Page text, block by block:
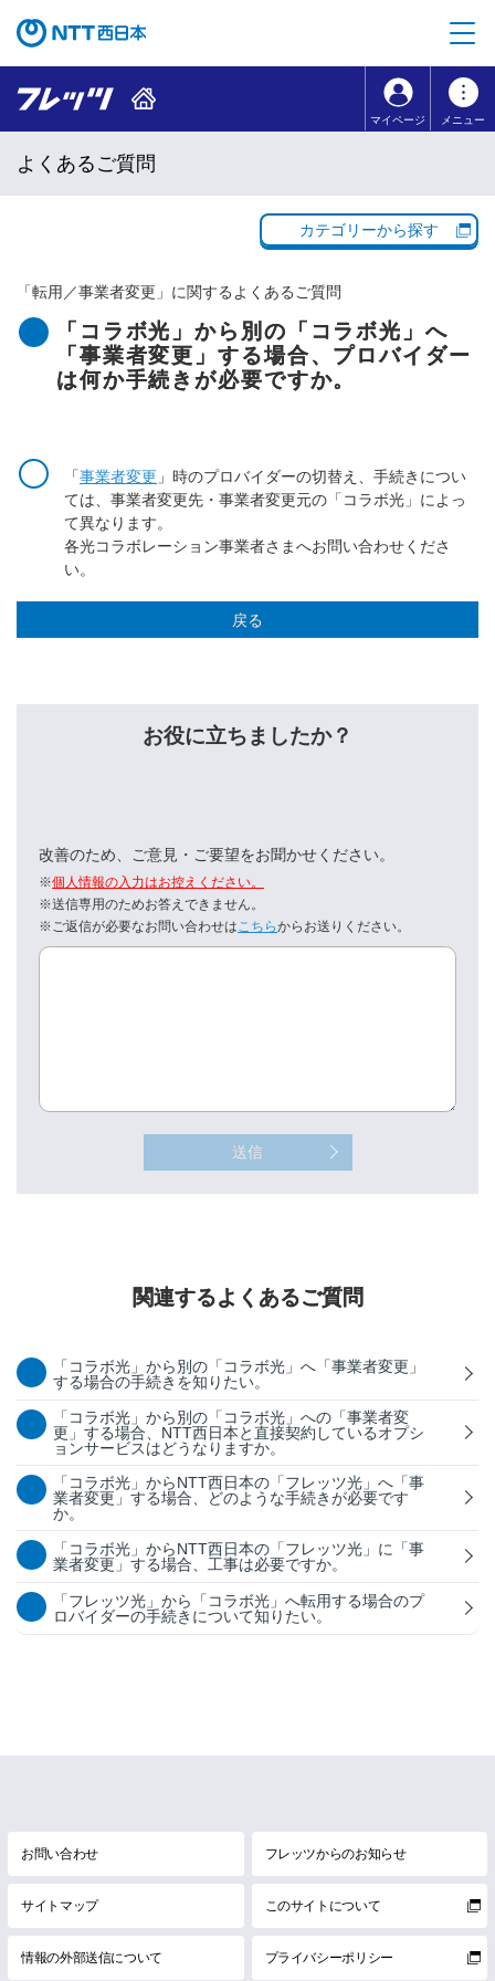
コンテンツのリンクナビゲーションへ移動
マイページ メニュー
よくあるご質問
カテゴリーから探す
「転用／事業者変更 」に関するよくあるご質問
「コラボ光」から別の「コラボ光」へ
「事業者変更」する場合、プロバイダー
は何か手続きが必要ですか。
「事業者変更 」時のプロバイダーの切替え、手続きについ
ては、事業者変更先・事業者変更元の「コラボ光」によっ
て異なります。
各光コラボレーション事業者さまへお問い合わせくださ
い。
戻る
お役に立ちましたか？
改善のため、ご意見・ご要望をお聞かせください。
※個人情報の入力はお控えください。
※送信専用のためお答えできません。
※ご返信が必要なお問い合わせはこちらからお送りください。
送信
関連するよくあるご質問
「コラボ光」から別の「コラボ光」へ「事業者変更」
する場合の手続きを知りたい。
「コラボ光」から別の「コラボ光」への「事業者変
更」する場合、NTT西日本と直接契約しているオプシ
ョンサービスはどうなりますか。
「コラボ光」からNTT西日本の「フレッツ光」へ「事
業者変更」する場合、どのような手続きが必要です
か。
「コラボ光」からNTT西日本の「フレッツ光」に「事
業者変更」する場合、工事は必要ですか。
「フレッツ光」から「コラボ光」へ転用する場合のプ
ロバイダーの手続きについて知りたい。
お問い合わせ フレッツからのお知らせ
サイトマップ このサイトについて
情報の外部送信について プライバシーポリシー